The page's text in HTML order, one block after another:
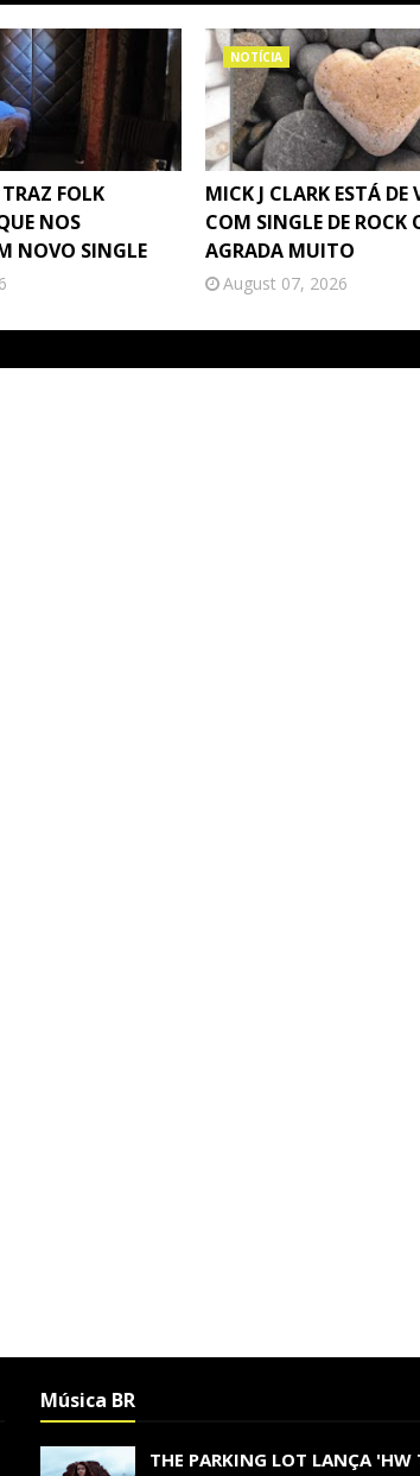
FOLK
NOS
NOVO SINGLE
NOTÍCIA
MICK J CLARK ESTÁ DE
COM SINGLE DE ROCK
AGRADA MUITO
August 07, 2026
Música BR
THE PARKING LOT LANÇA 'HW